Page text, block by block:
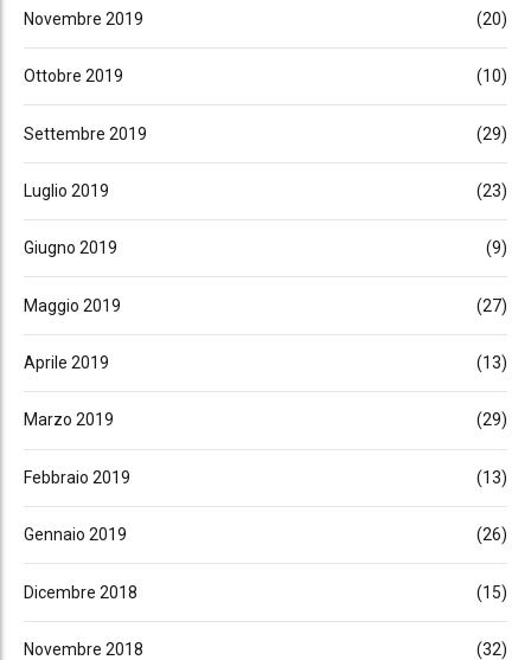
Novembre 2019 (20)
Ottobre 2019 (10)
Settembre 2019 (29)
Luglio 2019 (23)
Giugno 2019 (9)
Maggio 2019 (27)
Aprile 2019 (13)
Marzo 2019 (29)
Febbraio 2019 (13)
Gennaio 2019 (26)
Dicembre 2018 (15)
Novembre 2018 (32)